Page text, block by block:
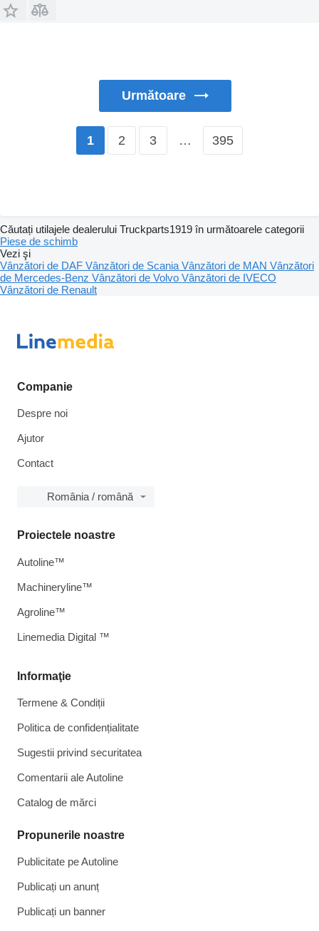
Următoare
1 2 3 … 395
Căutați utilajele dealerului Truckparts1919 în următoarele categorii
Piese de schimb
Vezi şi
Vânzători de DAF Vânzători de Scania Vânzători de MAN Vânzători
de Mercedes-Benz Vânzători de Volvo Vânzători de IVECO
Vânzători de Renault
Companie
Despre noi
Ajutor
Contact
România / română
Informaţie
Termene & Condiții
Politica de confidențialitate
Sugestii privind securitatea
Comentarii ale Autoline
Catalog de mărcі
Propunerile noastre
Publicitate pe Autoline
Publicați un anunț
Publicați un banner
Proiectele noastre
Autoline™
Machineryline™
Agroline™
Linemedia Digital ™